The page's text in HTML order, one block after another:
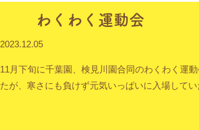
わくわく運動会
2023.12.05
11月下旬に千葉園、検見川園合同のわくわく運
たが、寒さにも負けず元気いっぱいに入場してい